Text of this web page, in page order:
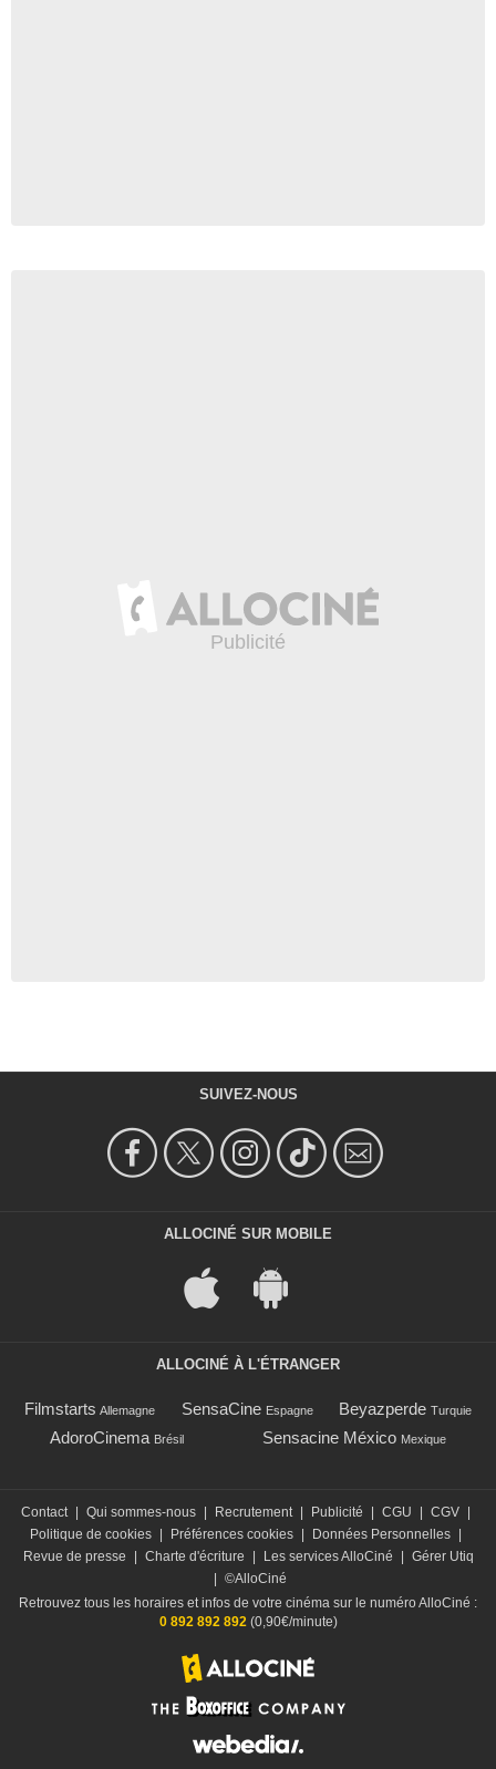
SUIVEZ-NOUS
ALLOCINÉ SUR MOBILE
ALLOCINÉ À L'ÉTRANGER
Filmstarts Allemagne SensaCine Espagne Beyazperde Turquie
AdoroCinema Brésil Sensacine México Mexique
Contact Qui sommes-nous Recrutement Publicité CGU CGV
Politique de cookies
Préférences cookies Données Personnelles
Revue de presse
Charte d'écriture Les services AlloCiné
Gérer Utiq
©AlloCiné
Retrouvez tous les horaires et infos de votre cinéma sur le numéro AlloCiné :
0 892 892 892(0,90€/minute)